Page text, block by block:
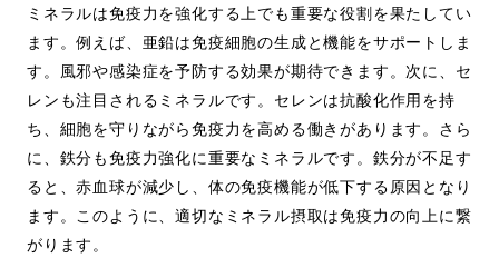
ミネラルは免疫力を強化する上でも重要な役割を果たしてい
ます。例えば、亜鉛は免疫細胞の生成と機能をサポートしま
す。風邪や感染症を予防する効果が期待できます。次に、セ
レンも注目されるミネラルです。セレンは抗酸化作用を持
ち、細胞を守りながら免疫力を高める働きがあります。さら
に、鉄分も免疫力強化に重要なミネラルです。鉄分が不足す
ると、赤血球が減少し、体の免疫機能が低下する原因となり
ます。このように、適切なミネラル摂取は免疫力の向上に繋
がります。